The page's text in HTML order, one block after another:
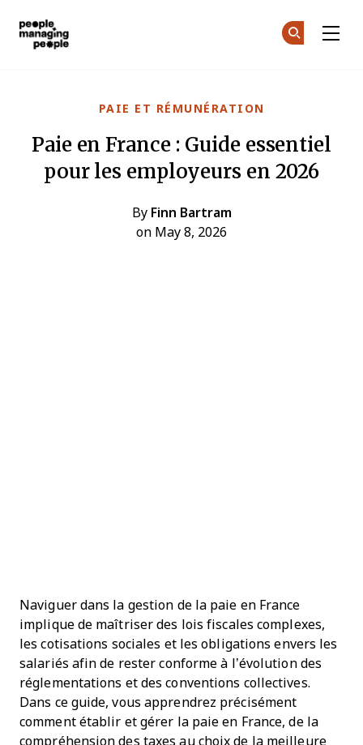
PAIE ET RÉMUNÉRATION
Paie en France : Guide essentiel
pour les employeurs en 2026
By Finn Bartram
on May 8, 2026
Naviguer dans la gestion de la paie en France
implique de maîtriser des lois fiscales complexes,
les cotisations sociales et les obligations envers les
salariés afin de rester conforme à l’évolution des
réglementations et des conventions collectives.
Dans ce guide, vous apprendrez précisément
comment établir et gérer la paie en France, de la
compréhension des taxes au choix de la meilleure